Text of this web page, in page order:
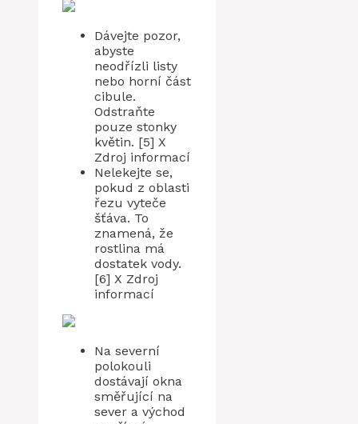
Dávejte pozor,
abyste
neodřízli listy
nebo horní část
cibule.
Odstraňte
pouze stonky
květin. [5] X
Zdroj informací
Nelekejte se,
pokud z oblasti
řezu vyteče
šťáva. To
znamená, že
rostlina má
dostatek vody.
[6] X Zdroj
informací
Na severní
polokouli
dostávají okna
směřující na
sever a východ